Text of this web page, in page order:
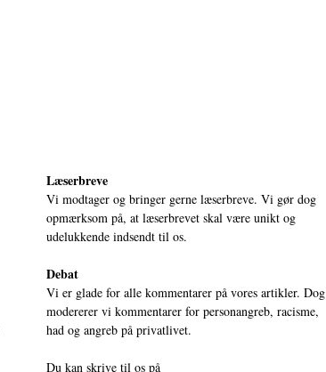
Læserbreve
Vi modtager og bringer gerne læserbreve. Vi gør dog
opmærksom på, at læserbrevet skal være unikt og
udelukkende indsendt til os.
Debat
Vi er glade for alle kommentarer på vores artikler. Dog
modererer vi kommentarer for personangreb, racisme,
had og angreb på privatlivet.
Du kan skrive til os på